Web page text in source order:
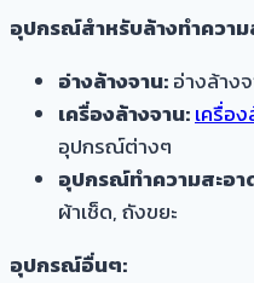
อุปกรณ์สำหรับล้างทำความ
อ่างล้างจาน:อ่างล้าง
เครื่องล้างจาน:เครื่อ
อุปกรณ์ต่างๆ
อุปกรณ์ทำความสะอา
ผ้าเช็ด, ถังขยะ
อุปกรณ์อื่นๆ: